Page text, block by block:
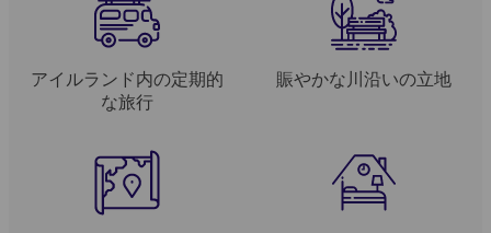
アイルランド内の定期的
な旅行
賑やかな川沿いの立地